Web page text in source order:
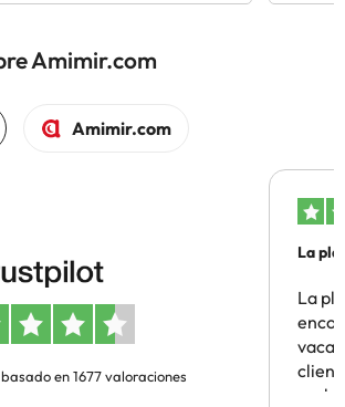
Amimir.com
Amimir.com
en 1677 valoraciones
La
La